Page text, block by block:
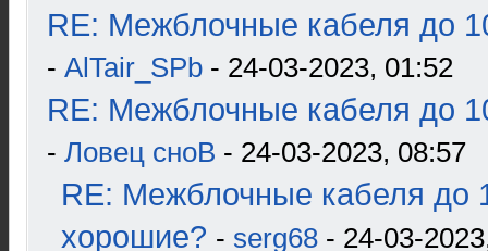
RE: Межблочные кабеля до
- AlTair_SPb - 24-03-2023, 01:52
RE: Межблочные кабеля до
- Ловец сноВ - 24-03-2023, 08:57
RE: Межблочные кабеля до
хорошие? - serg68 - 24-03-